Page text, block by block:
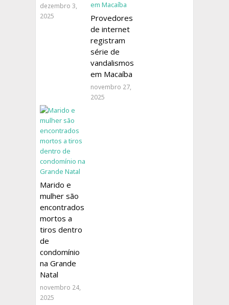
dezembro 3,
2025
Provedores
de internet
registram
série de
vandalismos
em Macaíba
novembro 27,
2025
Marido e
mulher são
encontrados
mortos a
tiros dentro
de
condomínio
na Grande
Natal
novembro 24,
2025